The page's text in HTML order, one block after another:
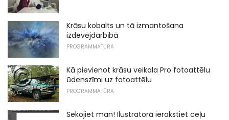
Krāsu kobalts un tā izmantošana
izdevējdarbībā
PROGRAMMATŪRA
Kā pievienot krāsu veikala Pro fotoattēlu
ūdenszīmi uz fotoattēlu
PROGRAMMATŪRA
Sekojiet man! Ilustratorā ierakstiet ceļu